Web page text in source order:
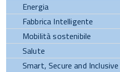
Energia
Fabbrica Intelligente
Mobilità sostenibile
Salute
Smart, Secure and